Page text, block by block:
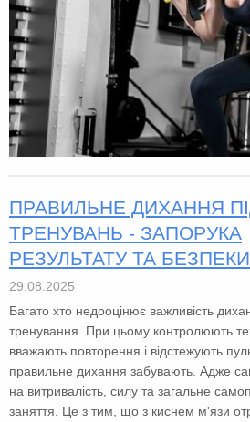
ПРАВИЛЬНЕ ДИХАННЯ
ТРЕНУВАНЬ - ЗАПОРУКА
РЕЗУЛЬТАТУ ТА БЕЗПЕКИ
29.08.2025
Багато хто недооцінює важливість
тренування. При цьому контролюють
вважають повторення і відстежують
правильне дихання забувають. Адже
на витривалість, силу та загальне
заняття. Це з тим, що з киснем м'язи